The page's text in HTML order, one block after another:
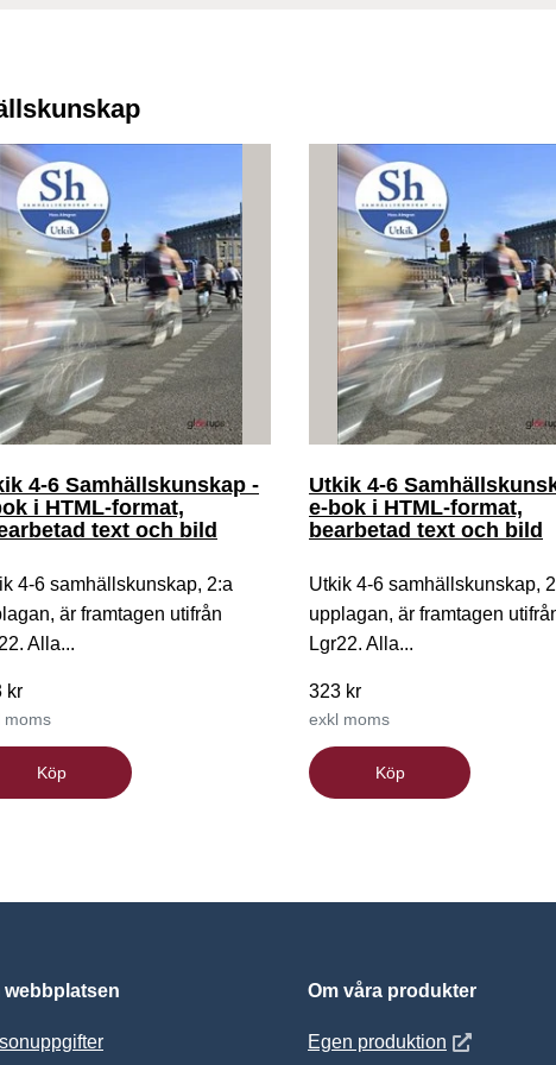
4-6 Samhällskunskap -
i HTML-format,
text och bild
4-6 samhällskunskap, 2:a
är framtagen utifrån
Alla...
kr
moms
Köp
Utkik 4-6
e-bok i HTML-format,
bearbetad text och bild
Utkik 4-6 samhällskunskap,
upplagan, är framtagen
Lgr22. Alla...
323 kr
exkl moms
Köp
webbplatsen Om våra produkter
Egen produktion Öppnas i